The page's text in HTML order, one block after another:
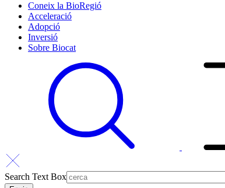
Coneix la BioRegió
Acceleració
Adopció
Inversió
Sobre Biocat
Search Text Box